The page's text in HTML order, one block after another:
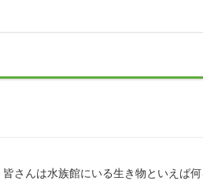
さんは水族館にいる生き物といえば何